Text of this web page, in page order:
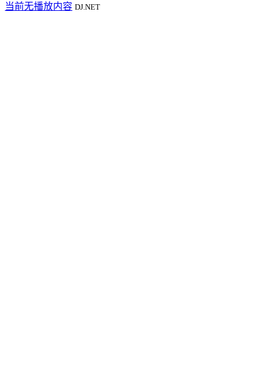
当前无播放内容 DJ.NET